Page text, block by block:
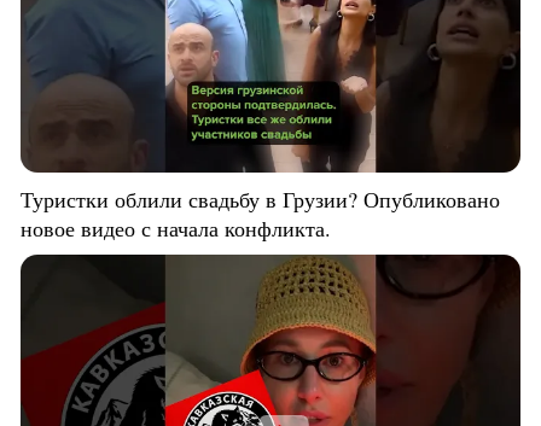
Туристки облили свадьбу в Грузии? Опубликовано
новое видео с начала конфликта.